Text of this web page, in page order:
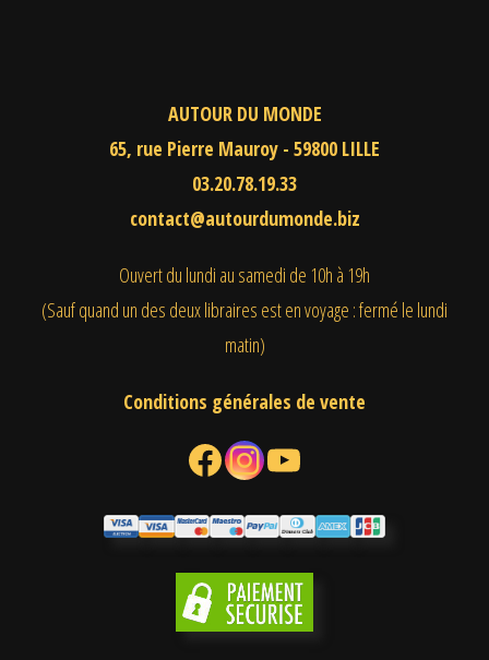
AUTOUR DU MONDE
65, rue Pierre Mauroy - 59800 LILLE
03.20.78.19.33
contact@autourdumonde.biz
Ouvert du lundi au samedi de 10h à 19h
(Sauf quand un des deux libraires est en voyage : fermé le lundi
matin)
Conditions générales de vente
Facebook Instagram YouTube